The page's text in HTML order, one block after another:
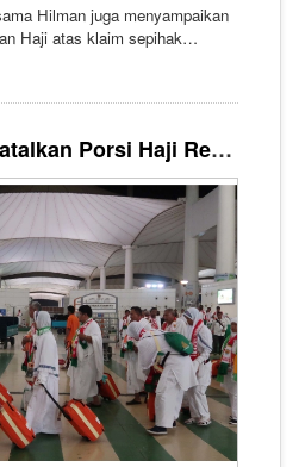
Hilman juga menyampaikan
Haji atas klaim sepihak
lalu, tempat di Mina eks
116 sempat di klaim milik salah
dikonsultasikan
klaim ini tidak benar." 20.632 Jemaah Batalkan Porsi Haji Reguler Sejak Awal Tahun 2023